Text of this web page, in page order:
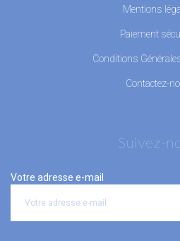
Mentions
Paiement
Conditions
Contactez-
Suivez-
Votre adresse e-mail